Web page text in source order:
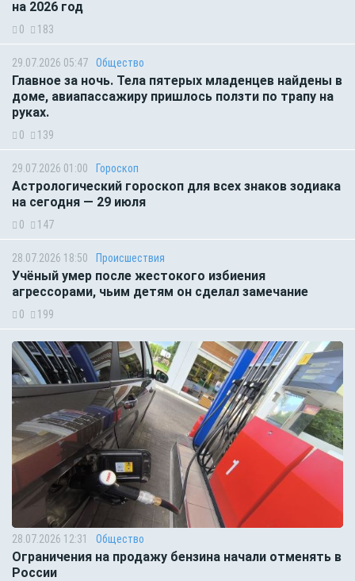
на 2026 год
0 183
29.07.2026 05:47 Общество
Главное за ночь. Тела пятерых младенцев найдены в
доме, авиапассажиру пришлось ползти по трапу на
руках.
0 139
29.07.2026 01:00 Гороскоп
Астрологический гороскоп для всех знаков зодиака
на сегодня — 29 июля
0 147
28.07.2026 18:50 Происшествия
Учёный умер после жестокого избиения
агрессорами, чьим детям он сделал замечание
0 199
28.07.2026 12:31 Общество
Ограничения на продажу бензина начали отменять в
России